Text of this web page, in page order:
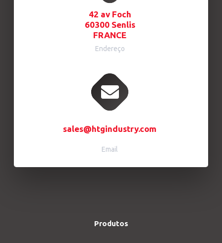
42 av Foch
60300 Senlis
FRANCE
Endereço
sales@htgindustry.com
Email
Produtos